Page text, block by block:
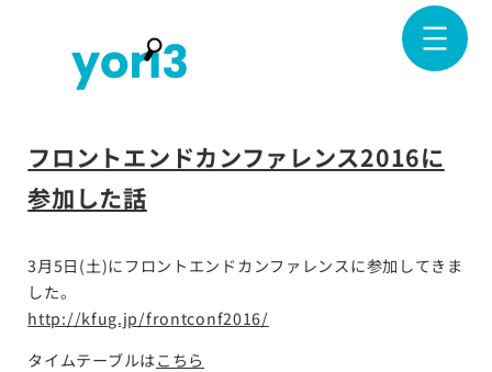
フロントエンドカンファレンス2016に
参加した話
3月5日(土)にフロントエンドカンファレンスに参加してきま
した。
http://kfug.jp/frontconf2016/
タイムテーブルはこちら